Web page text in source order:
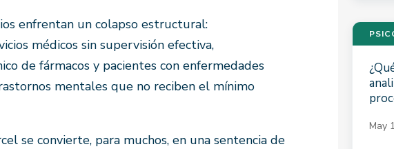
enfrentan un colapso estructural:
médicos sin supervisión efectiva,
de fármacos y pacientes con enfermedades
mentales que no reciben el mínimo
se convierte, para muchos, en una sentencia de
May